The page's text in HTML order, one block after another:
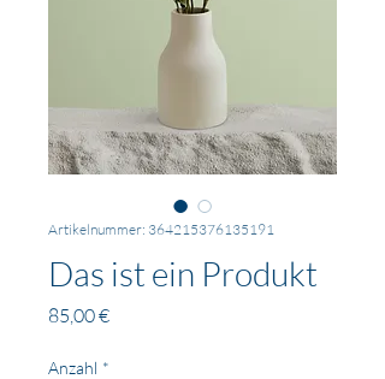
Artikelnummer: 364215376135191
Das ist ein Produkt
85,00 €Preis
Anzahl *